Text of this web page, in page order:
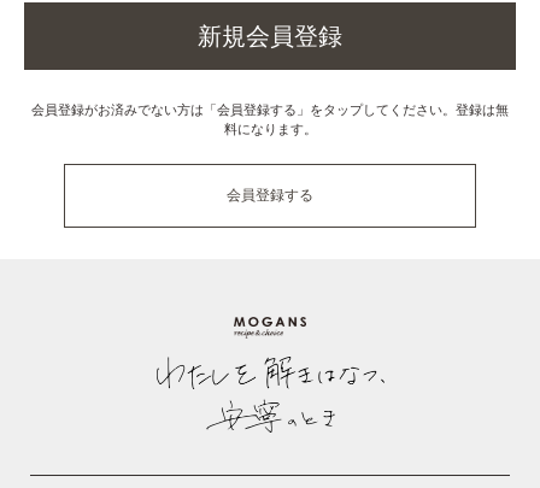
新規会員登録
会員登録がお済みでない方は「会員登録する」をタップしてください。登録は無
料になります。
会員登録する